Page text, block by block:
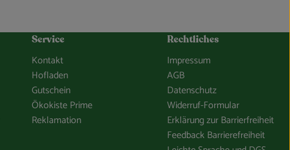
Service
Kontakt
Hofladen
Gutschein
Ökokiste Prime
Reklamation
Rechtliches
Impressum
AGB
Datenschutz
Widerruf-Formular
Erklärung zur Barrierfreiheit
Feedback Barrierefreiheit